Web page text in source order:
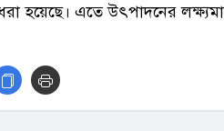
হয়েছে। এতে উৎপাদনের